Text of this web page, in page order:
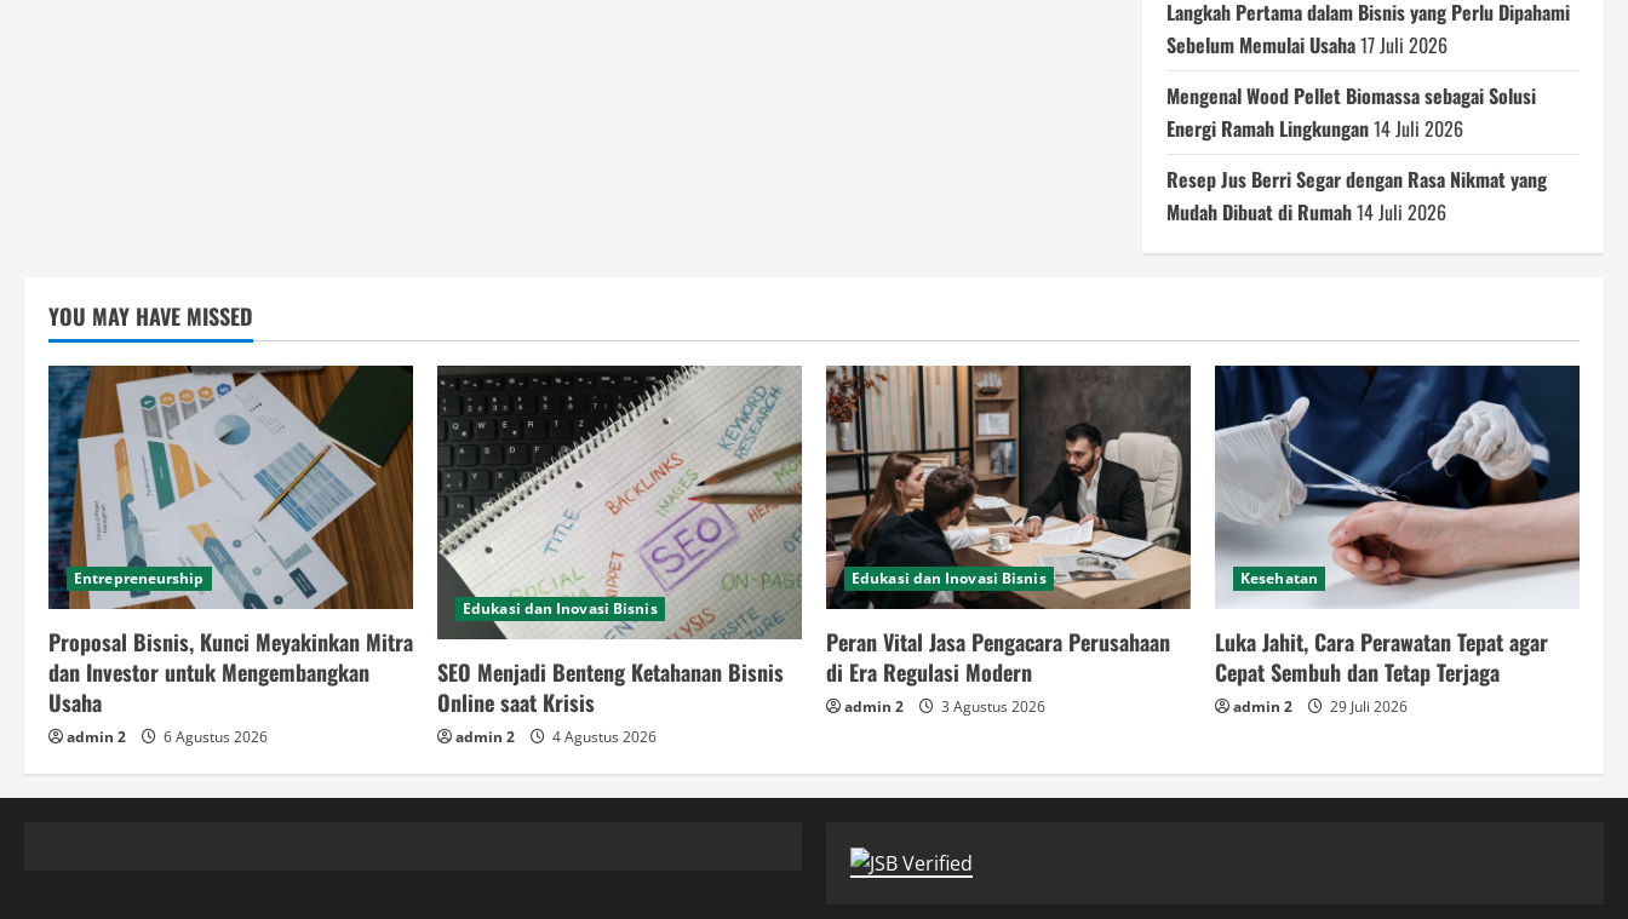
Langkah Pertama dalam Bisnis yang Perlu Dipahami
Sebelum Memulai Usaha17 Juli 2026
Mengenal Wood Pellet Biomassa sebagai Solusi
Energi Ramah Lingkungan14 Juli 2026
Resep Jus Berri Segar dengan Rasa Nikmat yang
Mudah Dibuat di Rumah14 Juli 2026
YOU MAY HAVE MISSED
Entrepreneurship
Proposal Bisnis, Kunci Meyakinkan Mitra
dan Investor untuk Mengembangkan
Usaha
admin 2 6 Agustus 2026
Edukasi dan Inovasi Bisnis
SEO Menjadi Benteng Ketahanan Bisnis
Online saat Krisis
admin 2 4 Agustus 2026
Edukasi dan Inovasi Bisnis
Peran Vital Jasa Pengacara Perusahaan
di Era Regulasi Modern
admin 2 3 Agustus 2026
Kesehatan
Luka Jahit, Cara Perawatan Tepat agar
Cepat Sembuh dan Tetap Terjaga
admin 2 29 Juli 2026